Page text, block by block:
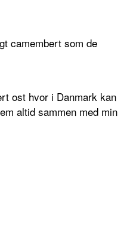
camembert som de
ost hvor i Danmark kan
altid sammen med min